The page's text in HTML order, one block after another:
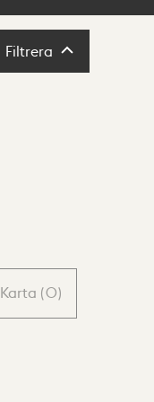
Filtrera Filtrera
Karta (0)